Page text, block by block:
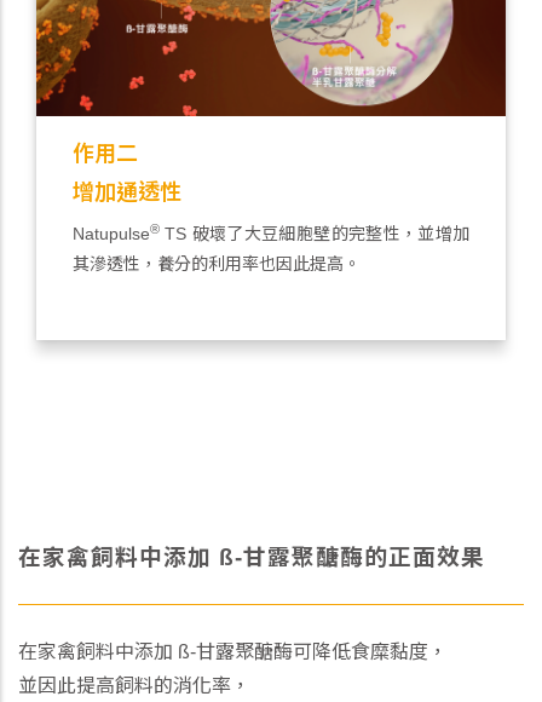
作用二
增加通透性
Natupulse® TS 破壞了大豆細胞壁的完整性，並增加
其滲透性，養分的利用率也因此提高。
在家禽飼料中添加 SS-甘露聚醣酶的正面效果
在家禽飼料中添加 ß-甘露聚醣酶可降低食糜黏度，
並因此提高飼料的消化率，